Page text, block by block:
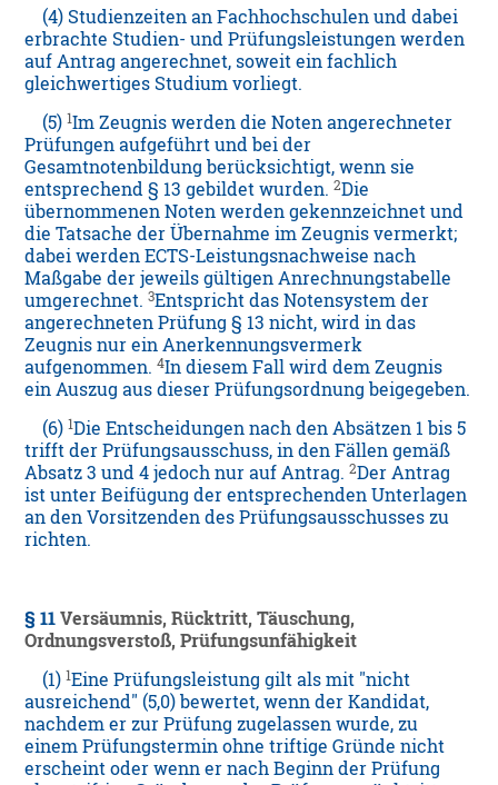
(4) Studienzeiten an Fachhochschulen und dabei
erbrachte Studien- und Prüfungsleistungen werden
auf Antrag angerechnet, soweit ein fachlich
gleichwertiges Studium vorliegt.
(5)1Im Zeugnis werden die Noten angerechneter
Prüfungen aufgeführt und bei der
Gesamtnotenbildung berücksichtigt, wenn sie
entsprechend § 13 gebildet wurden.2Die
übernommenen Noten werden gekennzeichnet und
die Tatsache der Übernahme im Zeugnis vermerkt;
dabei werden ECTS-Leistungsnachweise nach
Maßgabe der jeweils gültigen Anrechnungstabelle
umgerechnet.3Entspricht das Notensystem der
angerechneten Prüfung § 13 nicht, wird in das
Zeugnis nur ein Anerkennungsvermerk
aufgenommen.4In diesem Fall wird dem Zeugnis
ein Auszug aus dieser Prüfungsordnung beigegeben.
(6)1Die Entscheidungen nach den Absätzen 1 bis 5
trifft der Prüfungsausschuss, in den Fällen gemäß
Absatz 3 und 4 jedoch nur auf Antrag.2Der Antrag
ist unter Beifügung der entsprechenden Unterlagen
an den Vorsitzenden des Prüfungsausschusses zu
richten.
§ 11 Versäumnis, Rücktritt, Täuschung,
Ordnungsverstoß, Prüfungsunfähigkeit
(1)1Eine Prüfungsleistung gilt als mit "nicht
ausreichend" (5,0) bewertet, wenn der Kandidat,
nachdem er zur Prüfung zugelassen wurde, zu
einem Prüfungstermin ohne triftige Gründe nicht
erscheint oder wenn er nach Beginn der Prüfung